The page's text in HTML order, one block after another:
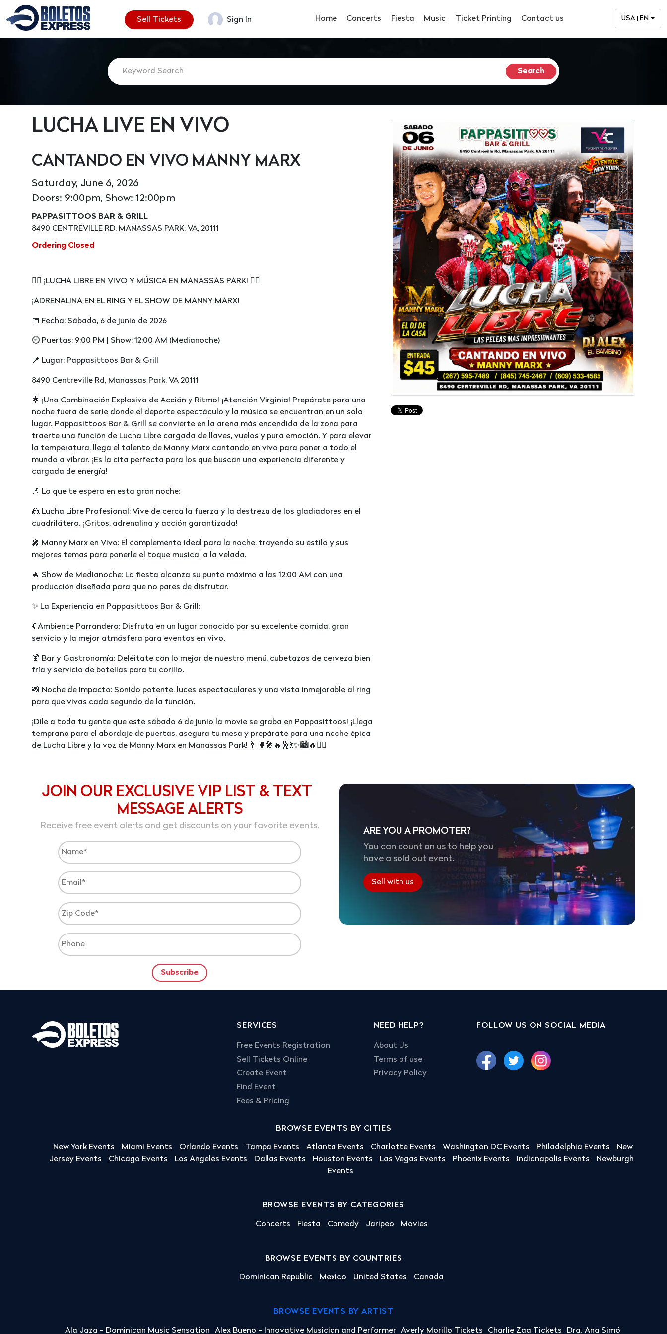
Sell Tickets Sign In Home Concerts Fiesta Music Ticket Printing Contact us USA | EN
LUCHA LIVE EN VIVO
CANTANDO EN VIVO MANNY MARX
Saturday, June 6, 2026
Doors: 9:00pm, Show: 12:00pm
PAPPASITTOOS BAR & GRILL
8490 CENTREVILLE RD, MANASSAS PARK, VA, 20111
Ordering Closed
🤼‍♂️ ¡LUCHA LIBRE EN VIVO Y MÚSICA EN MANASSAS PARK! 🤼‍♂️
¡ADRENALINA EN EL RING Y EL SHOW DE MANNY MARX!
📅 Fecha: Sábado, 6 de junio de 2026
🕘 Puertas: 9:00 PM | Show: 12:00 AM (Medianoche)
📍 Lugar: Pappasittoos Bar & Grill
8490 Centreville Rd, Manassas Park, VA 20111
🌟 ¡Una Combinación Explosiva de Acción y Ritmo! ¡Atención Virginia! Prepárate para una
noche fuera de serie donde el deporte espectáculo y la música se encuentran en un solo
lugar. Pappasittoos Bar & Grill se convierte en la arena más encendida de la zona para
traerte una función de Lucha Libre cargada de llaves, vuelos y pura emoción. Y para elevar
la temperatura, llega el talento de Manny Marx cantando en vivo para poner a todo el
mundo a vibrar. ¡Es la cita perfecta para los que buscan una experiencia diferente y
cargada de energía!
🎶 Lo que te espera en esta gran noche:
🤼 Lucha Libre Profesional: Vive de cerca la fuerza y la destreza de los gladiadores en el
cuadrilátero. ¡Gritos, adrenalina y acción garantizada!
🎤 Manny Marx en Vivo: El complemento ideal para la noche, trayendo su estilo y sus
mejores temas para ponerle el toque musical a la velada.
🔥 Show de Medianoche: La fiesta alcanza su punto máximo a las 12:00 AM con una
producción diseñada para que no pares de disfrutar.
✨ La Experiencia en Pappasittoos Bar & Grill:
💃 Ambiente Parrandero: Disfruta en un lugar conocido por su excelente comida, gran
servicio y la mejor atmósfera para eventos en vivo.
🍹 Bar y Gastronomía: Deléitate con lo mejor de nuestro menú, cubetazos de cerveza bien
fría y servicio de botellas para tu corillo.
📸 Noche de Impacto: Sonido potente, luces espectaculares y una vista inmejorable al ring
para que vivas cada segundo de la función.
¡Dile a toda tu gente que este sábado 6 de junio la movie se graba en Pappasittoos! ¡Llega
temprano para el abordaje de puertas, asegura tu mesa y prepárate para una noche épica
de Lucha Libre y la voz de Manny Marx en Manassas Park! 🥂🥊🎤🔥🕺💃✨🏙️🔥🤼‍♂️
JOIN OUR EXCLUSIVE VIP LIST & TEXT
MESSAGE ALERTS
Receive free event alerts and get discounts on your favorite events.
ARE YOU A PROMOTER?
You can count on us to help you
have a sold out event.
Sell with us
SERVICES
Free Events Registration
Sell Tickets Online
Create Event
Find Event
Fees & Pricing
NEED HELP?
About Us
Terms of use
Privacy Policy
FOLLOW US ON SOCIAL MEDIA
BROWSE EVENTS BY CITIES
New York Events Miami Events Orlando Events Tampa Events Atlanta Events Charlotte Events Washington DC Events Philadelphia Events
New
Jersey Events
Chicago Events Los Angeles Events Dallas Events Houston Events Las Vegas Events Phoenix Events Indianapolis Events
Newburgh
Events
BROWSE EVENTS BY CATEGORIES
Concerts Fiesta Comedy Jaripeo Movies
BROWSE EVENTS BY COUNTRIES
Dominican Republic Mexico United States Canada
BROWSE EVENTS BY ARTIST
Ala Jaza - Dominican Music Sensation Alex Bueno - Innovative Musician and Performer Averly Morillo Tickets Charlie Zaa Tickets Dra. Ana Simó